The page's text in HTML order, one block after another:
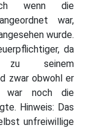
wenn die
war,
wurde.
da
zu seinem
zwar obwohl er
war noch die
Hinweis: Das
unfreiwillige